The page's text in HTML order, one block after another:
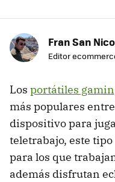
Fran San
Editor
Los portátiles
más populares
dispositivo para
teletrabajo, este
para los que
además disfrutan